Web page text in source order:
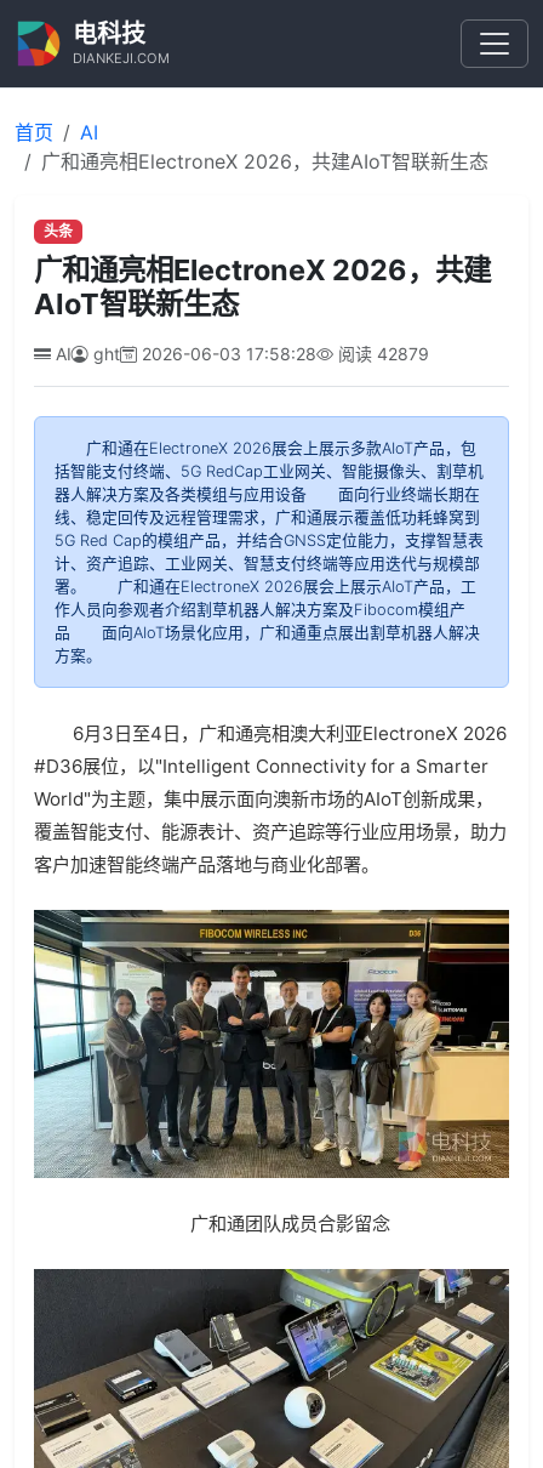
电科技
DIANKEJI.COM
首页
AI
广和通亮相ElectroneX 2026，共建AIoT智联新生态
头条
广和通亮相ElectroneX 2026，共建
AIoT智联新生态
AI ght 2026-06-03 17:58:28 阅读 42879
广和通在ElectroneX 2026展会上展示多款AIoT产品，包
括智能支付终端、5G RedCap工业网关、智能摄像头、割草机
器人解决方案及各类模组与应用设备 面向行业终端长期在
线、稳定回传及远程管理需求，广和通展示覆盖低功耗蜂窝到
5G Red Cap的模组产品，并结合GNSS定位能力，支撑智慧表
计、资产追踪、工业网关、智慧支付终端等应用迭代与规模部
署。 广和通在ElectroneX 2026展会上展示AIoT产品，工
作人员向参观者介绍割草机器人解决方案及Fibocom模组产
品 面向AIoT场景化应用，广和通重点展出割草机器人解决
方案。
6月3日至4日，广和通亮相澳大利亚ElectroneX 2026
#D36展位，以"Intelligent Connectivity for a Smarter
World"为主题，集中展示面向澳新市场的AIoT创新成果，
覆盖智能支付、能源表计、资产追踪等行业应用场景，助力
客户加速智能终端产品落地与商业化部署。
广和通团队成员合影留念